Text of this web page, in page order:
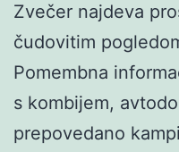
Zvečer najdeva
čudovitim
Pomembna
s kombijem,
prepovedano